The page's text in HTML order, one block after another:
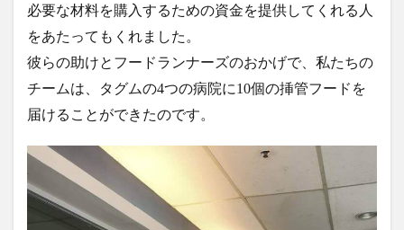
必要な材料を購入するための資金を提供してくれる人
をあたってもくれました。
彼らの助けとフードランナーズのおかげで、私たちの
チームは、タグムの4つの病院に10個の挿管フードを
届けることができたのです。